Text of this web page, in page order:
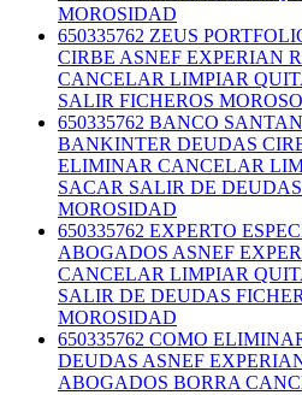
MOROSIDAD
650335762 ZEUS
CIRBE ASNEF EXPERIAN
CANCELAR LIMPIAR
SALIR FICHEROS
650335762 BANCO
BANKINTER DEUDAS
ELIMINAR CANCELAR
SACAR SALIR DE
MOROSIDAD
650335762 EXPERTO
ABOGADOS ASNEF
CANCELAR LIMPIAR
SALIR DE DEUDAS
MOROSIDAD
650335762 COMO
DEUDAS ASNEF
ABOGADOS BORRA